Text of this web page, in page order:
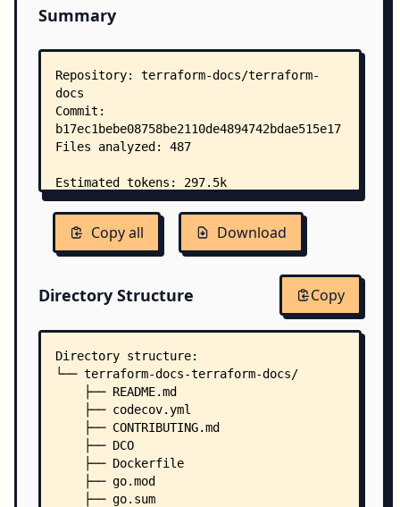
Summary
Copy all Download
Directory Structure Copy
Directory structure:
└── terraform-docs-terraform-docs/
    ├── README.md
    ├── codecov.yml
    ├── CONTRIBUTING.md
    ├── DCO
    ├── Dockerfile
    ├── go.mod
    ├── go.sum